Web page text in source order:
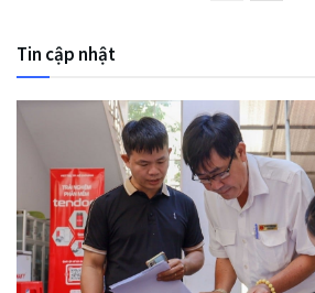
Tin cập nhật